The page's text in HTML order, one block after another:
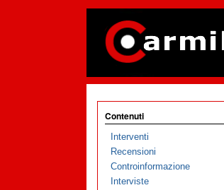
Contenuti
Interventi
Recensioni
Controinformazione
Interviste